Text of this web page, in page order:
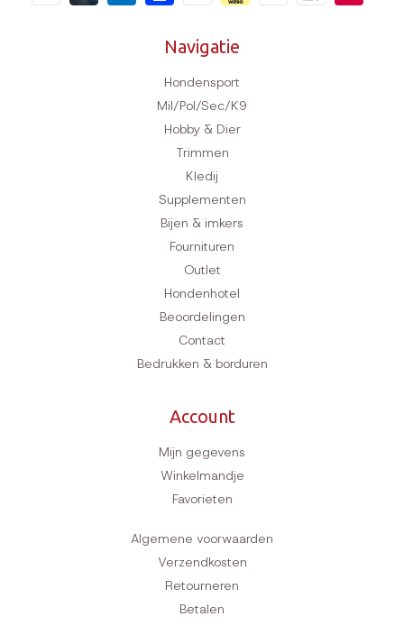
Navigatie
Hondensport
Mil/Pol/Sec/K9
Hobby & Dier
Trimmen
Kledij
Supplementen
Bijen & imkers
Fournituren
Outlet
Hondenhotel
Beoordelingen
Contact
Bedrukken & borduren
Account
Mijn gegevens
Winkelmandje
Favorieten
Algemene voorwaarden
Verzendkosten
Retourneren
Betalen